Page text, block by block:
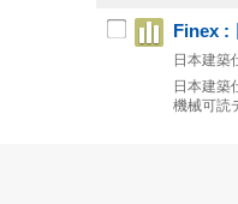
Finex :
日本建築
日本建築
機械可読